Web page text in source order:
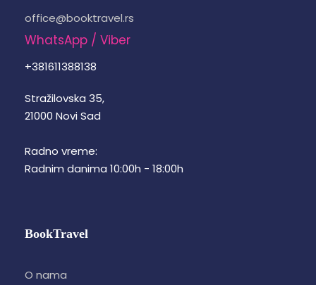
office@booktravel.rs
WhatsApp / Viber
+381611388138
Stražilovska 35,
21000 Novi Sad
Radno vreme:
Radnim danima 10:00h - 18:00h
BookTravel
O nama